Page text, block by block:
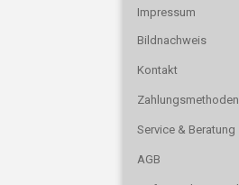
Impressum
Bildnachweis
Kontakt
Zahlungsmethoden
Service & Beratung
AGB